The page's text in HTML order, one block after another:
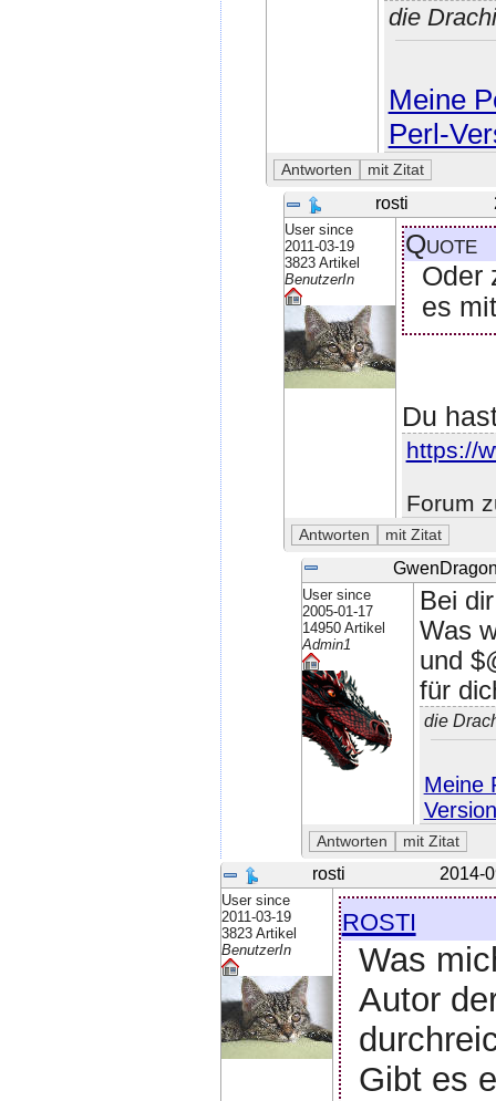
die
Meine
Perl-
rosti
User since
2011-03-19
3823 Artikel
BenutzerIn
Quote
Oder
es
Du
https://
Forum
User since
2005-01-17
14950 Artikel
Admin1
Bei
Was
und
für
die
Meine
rosti 2014-
User since
2011-03-19
3823 Artikel
BenutzerIn
rosti
Was
Autor
Gibt es